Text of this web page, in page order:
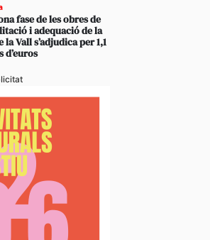
fase de les obres de
i adequació de la
la Vall s’adjudica per 1,1
d’euros